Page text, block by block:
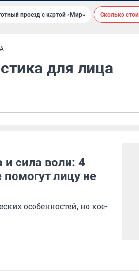
проезд с картой «Мир» Сколько
для лица
и сила воли: 4
лицу не
особенностей, но кое-